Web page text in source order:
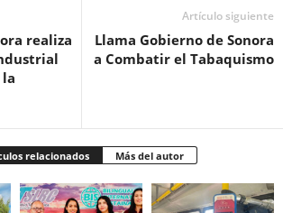
realiza
Artículo siguiente
Llama Gobierno de Sonora
a Combatir el Tabaquismo
relacionados Más del autor